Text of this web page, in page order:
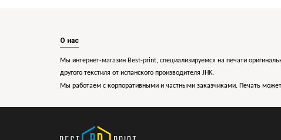
О нас
Мы интернет-магазин Best-print, специализируемся на печати
другого текстиля от испанского производителя JHK.
Мы работаем с корпоративными и частными заказчиками. Печать